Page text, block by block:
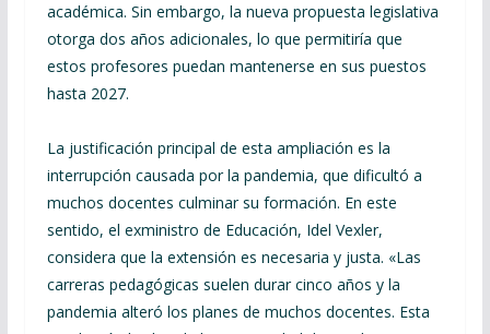
académica. Sin embargo, la nueva propuesta legislativa
otorga dos años adicionales, lo que permitiría que
estos profesores puedan mantenerse en sus puestos
hasta 2027.
La justificación principal de esta ampliación es la
interrupción causada por la pandemia, que dificultó a
muchos docentes culminar su formación. En este
sentido, el exministro de Educación, Idel Vexler,
considera que la extensión es necesaria y justa. «Las
carreras pedagógicas suelen durar cinco años y la
pandemia alteró los planes de muchos docentes. Esta